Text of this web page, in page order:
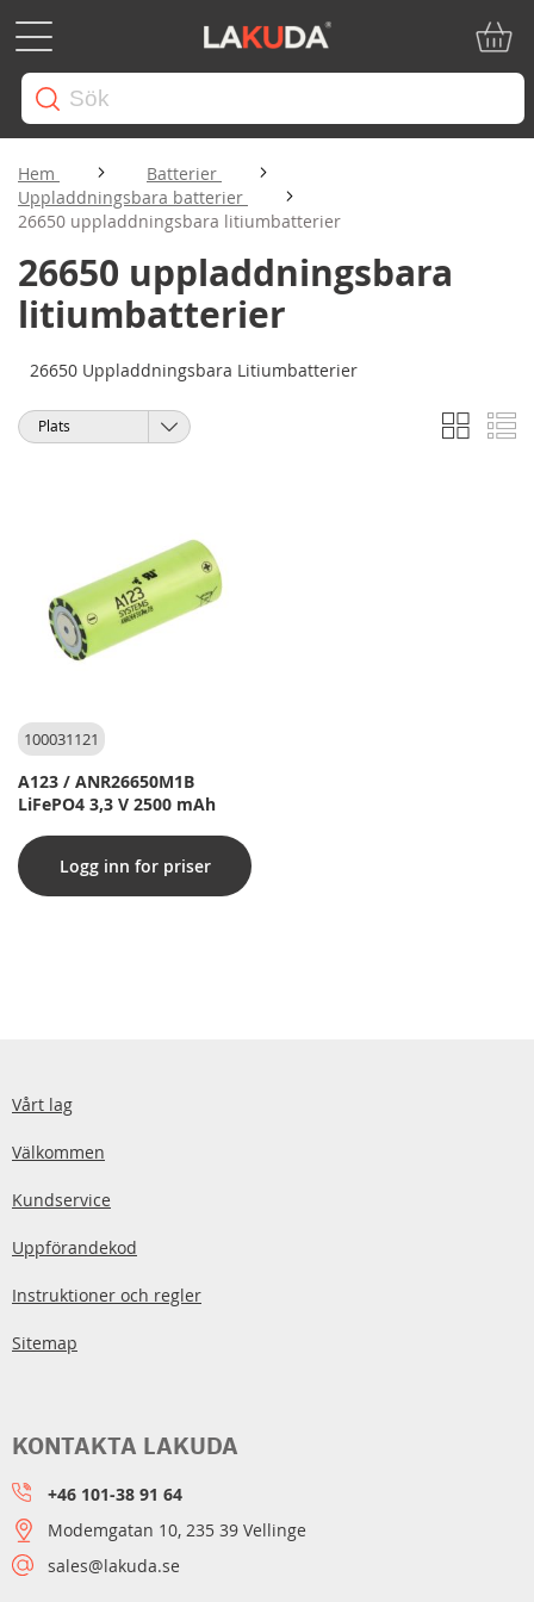
Hem
Batterier
Uppladdningsbara batterier
26650 uppladdningsbara litiumbatterier
26650 uppladdningsbara
litiumbatterier
26650 Uppladdningsbara Litiumbatterier
Visa
som
Rutnät
Sortera
100031121
A123 / ANR26650M1B
LiFePO4 3,3 V 2500 mAh
Logg inn for priser
Vårt lag
Välkommen
Kundservice
Uppförandekod
Instruktioner och regler
Sitemap
KONTAKTA LAKUDA
+46 101-38 91 64
Modemgatan 10, 235 39 Vellinge
sales@lakuda.se